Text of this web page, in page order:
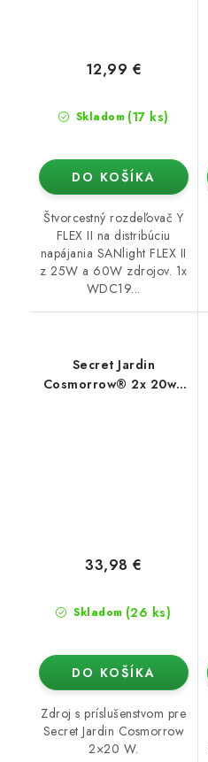
Skladom (17 ks)
12,99 €
DO KOŠÍKA
Štvorcestný rozdeľovač Y
FLEX II na distribúciu
napájania SANlight FLEX II
z 25W a 60W zdrojov. 1x
WDC19...
Secret Jardin
Cosmorrow® 2x 20w -
Skladom (26 ks)
33,98 €
DO KOŠÍKA
Zdroj s príslušenstvom pre
Secret Jardin Cosmorrow
2×20 W.